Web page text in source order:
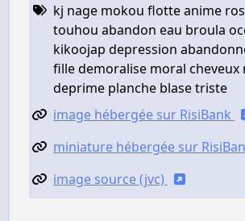
kj nage mokou flotte anime
touhou abandon eau broula
kikoojap depression
fille demoralise moral cheveux
deprime planche blase triste
image hébergée sur RisiBank
miniature hébergée sur
image source (jvc)